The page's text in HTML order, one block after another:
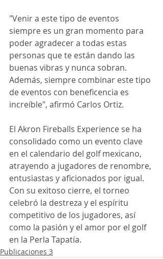
"Venir a este tipo de eventos
siempre es un gran momento para
poder agradecer a todas estas
personas que te están dando las
buenas vibras y nunca sobran.
Además, siempre combinar este tipo
de eventos con beneficencia es
increíble", afirmó Carlos Ortiz.
El Akron Fireballs Experience se ha
consolidado como un evento clave
en el calendario del golf mexicano,
atrayendo a jugadores de renombre,
entusiastas y aficionados por igual.
Con su exitoso cierre, el torneo
celebró la destreza y el espíritu
competitivo de los jugadores, así
como la pasión y el amor por el golf
en la Perla Tapatía.
Publicaciones 3